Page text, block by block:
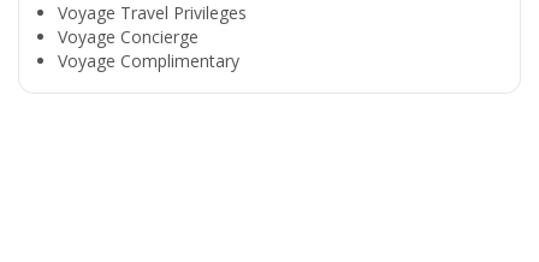
Voyage Travel Privileges
Voyage Concierge
Voyage Complimentary
Segala Kemudahan Ada
di Satu Genggaman